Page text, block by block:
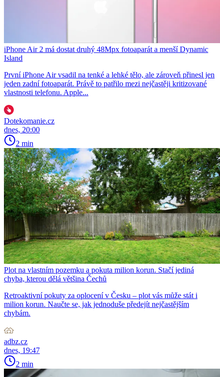
iPhone Air 2 má dostat druhý 48Mpx fotoaparát a menší Dynamic
Island
První iPhone Air vsadil na tenké a lehké tělo, ale zároveň přinesl jen
jeden zadní fotoaparát. Právě to patřilo mezi nejčastěji kritizované
vlastnosti telefonu. Apple...
Dotekomanie.cz
dnes, 20:00
2 min
Plot na vlastním pozemku a pokuta milion korun. Stačí jediná
chyba, kterou dělá většina Čechů
Retroaktivní pokuty za oplocení v Česku – plot vás může stát i
milion korun. Naučte se, jak jednoduše předejít nejčastějším
chybám.
adbz.cz
dnes, 19:47
2 min